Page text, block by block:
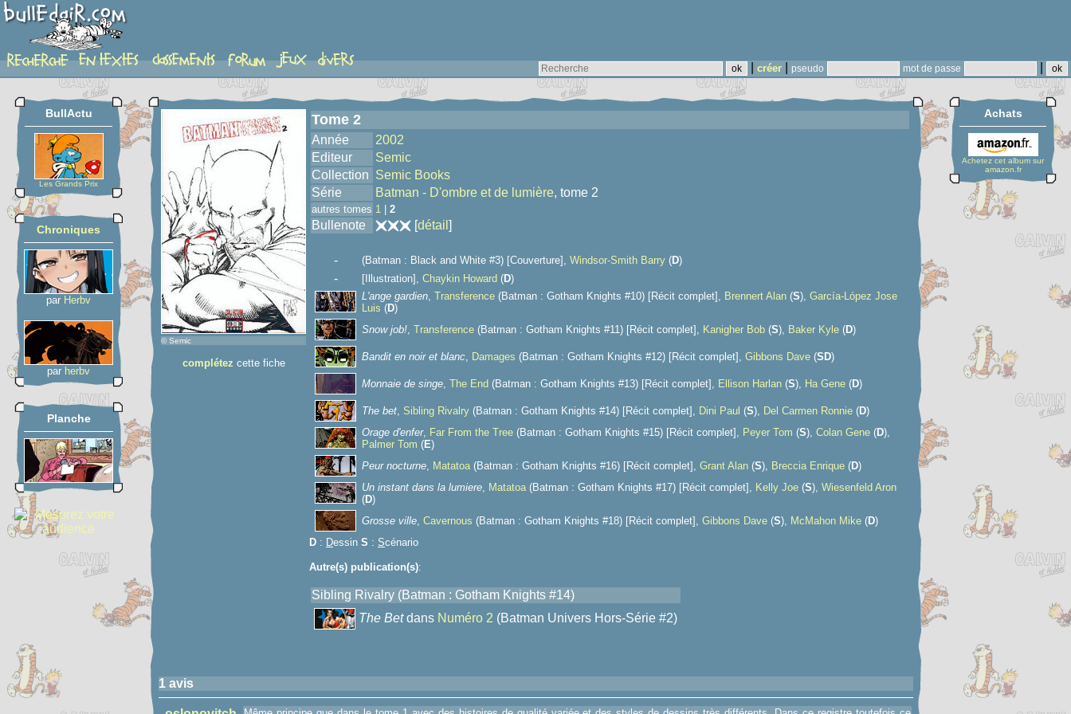
créer pseudo mot de passe
album
BullActu
Les Grands Prix
Chroniques
par Herbv
par herbv
Planche
© Semic
complétez cette fiche
Tome 2
Année
2002
Editeur
Semic
Collection Semic Books
Série
Batman - D'ombre et de lumière, tome 2
autres tomes 1 2
Bullenote [détail ]
- (Batman : Black and White #3) [Couverture], Windsor-Smith Barry (D)
- [Illustration], Chaykin Howard (D)
L'ange gardien, Transference (Batman : Gotham Knights #10) [Récit complet], Brennert Alan (S), García-López Jose
Luis (D)
Snow job!, Transference (Batman : Gotham Knights #11) [Récit complet], Kanigher Bob (S), Baker Kyle (D)
Bandit en noir et blanc, Damages (Batman : Gotham Knights #12) [Récit complet], Gibbons Dave (S D)
Monnaie de singe, The End (Batman : Gotham Knights #13) [Récit complet], Ellison Harlan (S), Ha Gene (D)
The bet, Sibling Rivalry (Batman : Gotham Knights #14) [Récit complet], Dini Paul (S), Del Carmen Ronnie (D)
Orage d'enfer, Far From the Tree (Batman : Gotham Knights #15) [Récit complet], Peyer Tom (S), Colan Gene (D),
Palmer Tom (E)
Peur nocturne, Matatoa(Batman : Gotham Knights #16) [Récit complet], Grant Alan (S), Breccia Enrique (D)
Un instant dans la lumiere, Matatoa(Batman : Gotham Knights #17) [Récit complet], Kelly Joe (S), Wiesenfeld Aron
(D)
Grosse ville, Cavernous (Batman : Gotham Knights #18) [Récit complet], Gibbons Dave (S), McMahon Mike (D)
D : Dessin S : Scénario
Autre(s) publication(s):
Sibling Rivalry (Batman : Gotham Knights #14)
The Betdans Numéro 2 (Batman Univers Hors-Série #2)
1 avis
Achats
Achetez cet album sur
amazon.fr